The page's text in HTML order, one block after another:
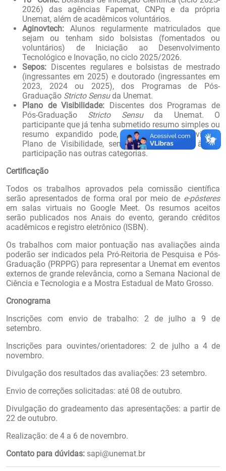
2026) das agências Fapemat, CNPq e da própria
Unemat, além de acadêmicos voluntários.
Aginovtech: Alunos regularmente matriculados que
sejam ou tenham sido bolsistas (fomentados ou
voluntários) de Iniciação ao Desenvolvimento
Tecnológico e Inovação, no ciclo 2025/2026.
Sepos: Discentes regulares e bolsistas de mestrado
(ingressantes em 2025) e doutorado (ingressantes em
2023, 2024 ou 2025), dos Programas de Pós-
Graduação Stricto Sensuda Unemat.
Plano de Visibilidade: Discentes dos Programas de
Pós-Graduação Stricto Sensuda Unemat. O
participante que já tenha submetido resumo simples ou
resumo expandido pode, adicionalmente, enviar o
Plano de Visibilidade, sem qualquer prejuízo à sua
participação nas outras categorias.
Certificação
Todos os trabalhos aprovados pela comissão científica
serão apresentados de forma oral por meio de e-pôsteres
em salas virtuais no Google Meet. Os resumos aceitos
serão publicados nos Anais do evento, gerando créditos
acadêmicos e registro eletrônico (ISBN).
Os trabalhos com maior pontuação nas avaliações ainda
poderão ser indicados pela Pró-Reitoria de Pesquisa e Pós-
Graduação (PRPPG) para representar a Unemat em eventos
externos de grande relevância, como a Semana Nacional de
Ciência e Tecnologia e a Mostra Estadual de Mato Grosso.
Cronograma
Inscrições com envio de trabalho: 2 de julho a 9 de
setembro.
Inscrições para ouvintes/orientadores: 2 de julho a 4 de
novembro.
Divulgação dos resultados das avaliações: 23 setembro.
Envio de correções solicitadas: até 08 de outubro.
Divulgação do gradeamento das apresentações: a partir de
22 de outubro.
Realização: de 4 a 6 de novembro.
Contato para dúvidas: sapi@unemat.br